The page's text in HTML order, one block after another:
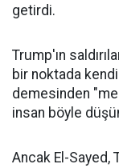
getirdi.
Trump'ın
bir noktada
demesinden
insan böyle
Ancak El-Sayed,